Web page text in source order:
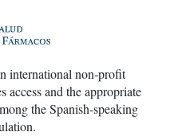
international non-profit
access and the appropriate
the Spanish-speaking